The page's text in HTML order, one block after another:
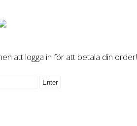
att logga in för att betala din order!